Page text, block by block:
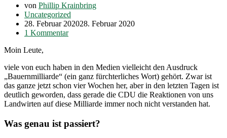
von Phillip Krainbring
Uncategorized
28. Februar 202028. Februar 2020
1 Kommentar
Moin Leute,
viele von euch haben in den Medien vielleicht den Ausdruck
„Bauernmilliarde“ (ein ganz fürchterliches Wort) gehört. Zwar ist
das ganze jetzt schon vier Wochen her, aber in den letzten Tagen ist
deutlich geworden, dass gerade die CDU die Reaktionen von uns
Landwirten auf diese Milliarde immer noch nicht verstanden hat.
Was genau ist passiert?